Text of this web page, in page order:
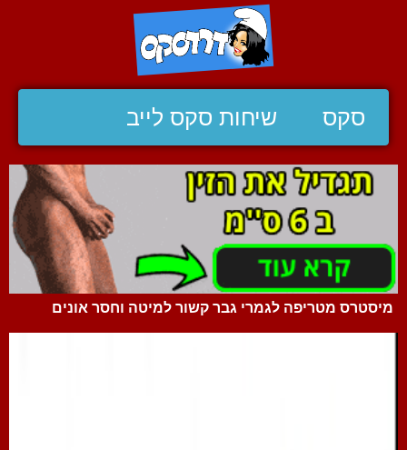
סקס שיחות סקס לייב
מיסטרס מטריפה לגמרי גבר קשור למיטה וחסר אונים